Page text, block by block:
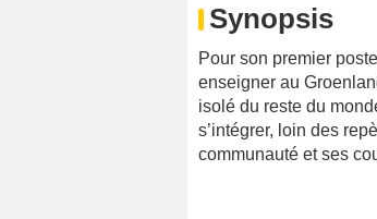
Synopsis
Pour son premier
enseigner au
isolé du reste du
s’intégrer, loin des
communauté et ses